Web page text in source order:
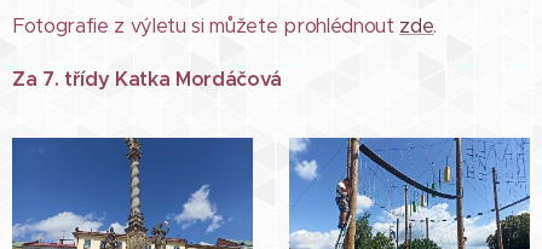
Fotografie z výletu si můžete prohlédnout zde.
Za 7. třídy Katka Mordáčová